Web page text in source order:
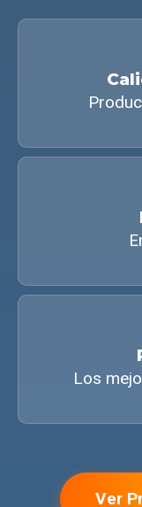
Los
Ver